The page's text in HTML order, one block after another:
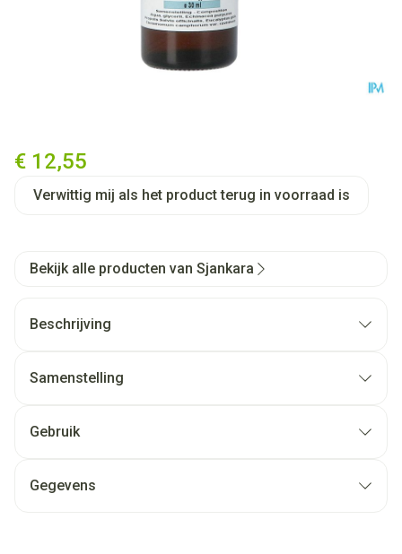
€ 12,55
Verwittig mij als het product terug in voorraad is
Bekijk alle producten van Sjankara
Beschrijving
Samenstelling
Gebruik
Gegevens